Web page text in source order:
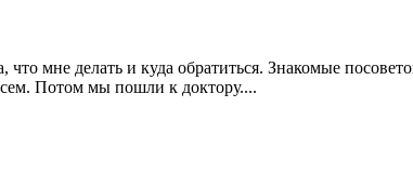
мне делать и куда обратиться. Знакомые
Потом мы пошли к доктору....